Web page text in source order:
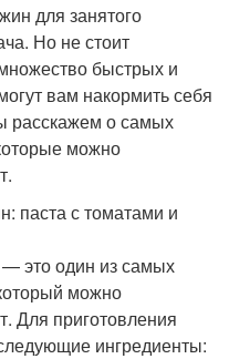
для занятого
Но не стоит
быстрых и
вам накормить себя
расскажем о самых
можно
паста с томатами и
это один из самых
можно
Для приготовления
ингредиенты: